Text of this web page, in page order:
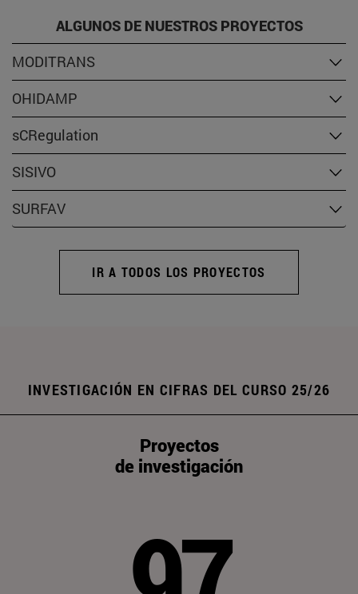
ALGUNOS DE NUESTROS PROYECTOS
MODITRANS
OHIDAMP
sCRegulation
SISIVO
SURFAV
IR A TODOS LOS PROYECTOS
INVESTIGACIÓN EN CIFRAS DEL CURSO 25/26
Proyectos
de investigación